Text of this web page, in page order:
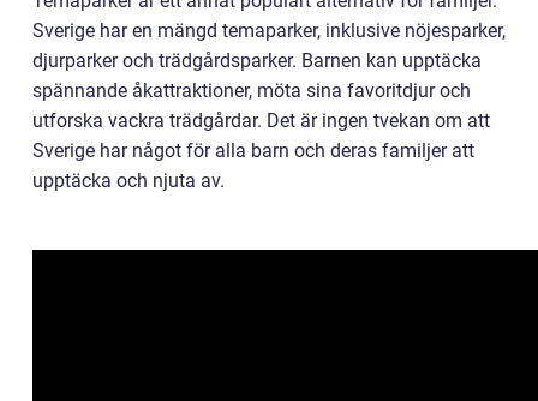
Sverige har en mängd temaparker, inklusive nöjesparker,
djurparker och trädgårdsparker. Barnen kan upptäcka
spännande åkattraktioner, möta sina favoritdjur och
utforska vackra trädgårdar. Det är ingen tvekan om att
Sverige har något för alla barn och deras familjer att
upptäcka och njuta av.